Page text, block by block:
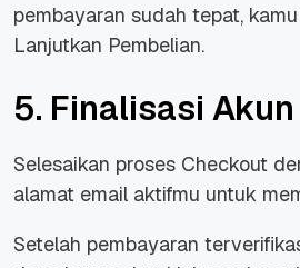
pembayaran sudah tepat,
Lanjutkan Pembelian.
5. Finalisasi Akun
Selesaikan proses Checkout
alamat email aktifmu untuk
Setelah pembayaran